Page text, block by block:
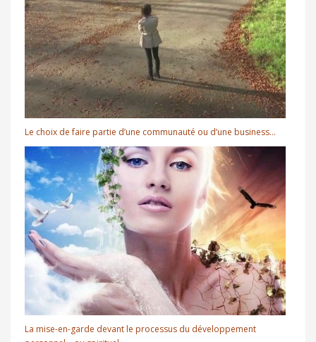
Le choix de faire partie d’une communauté ou d’une business…
La mise-en-garde devant le processus du développement